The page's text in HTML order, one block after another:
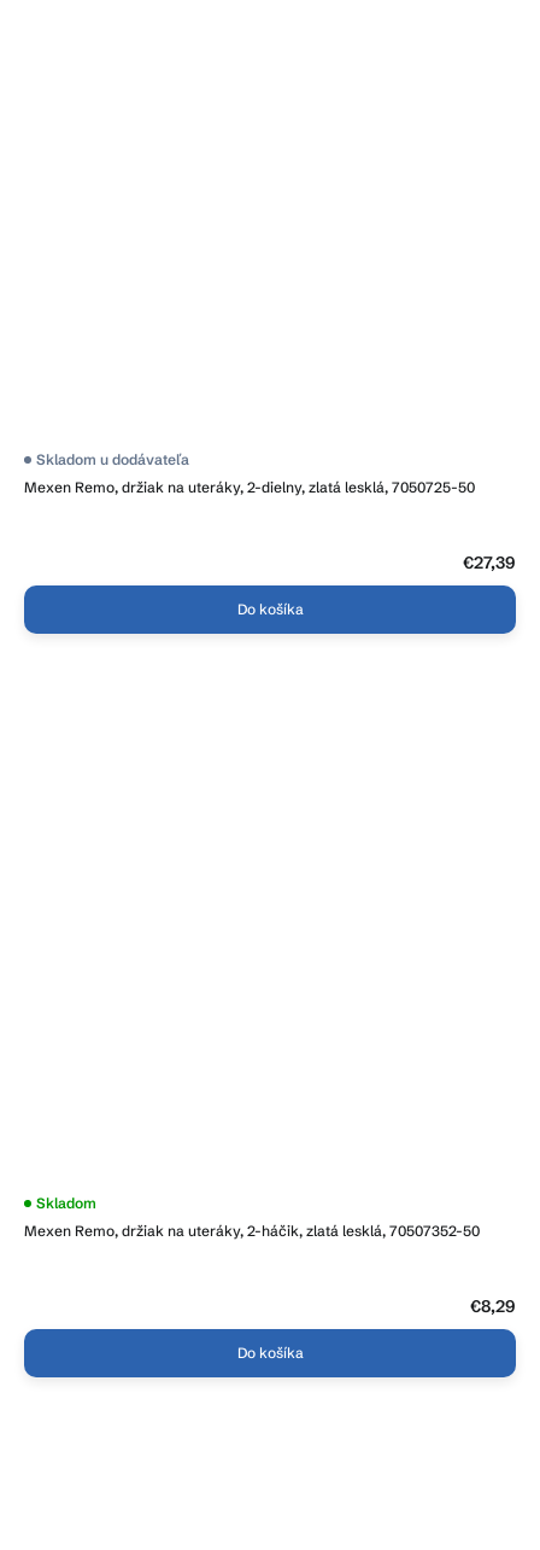
Mexen Remo, držiak na uteráky, 2-dielny, zlatá lesklá, 7050725-50
Skladom u dodávateľa
€27,39
Do košíka
Mexen Remo, držiak na uteráky, 2-háčik, zlatá lesklá, 70507352-50
Skladom
€8,29
Do košíka